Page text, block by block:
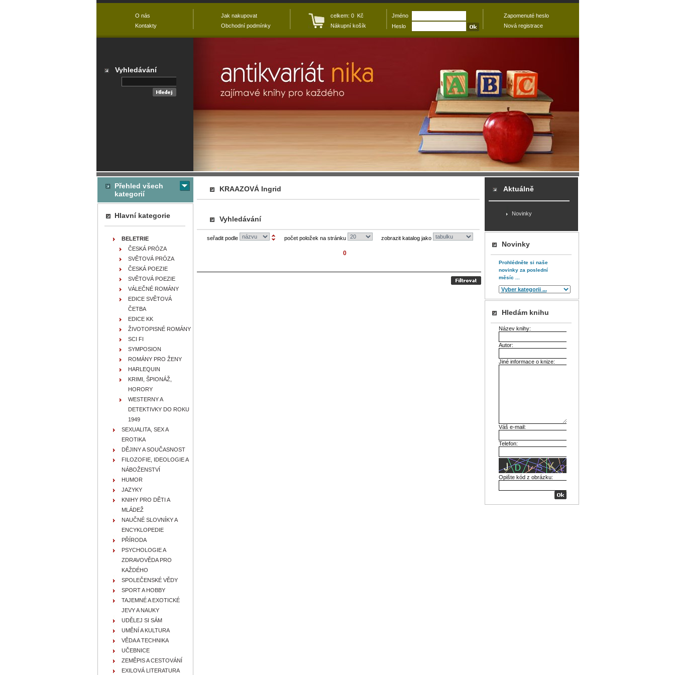
KRAAZOVÁ Ingrid
Vyhledávání
seřadit podle počet položek na stránku zobrazit katalog jako
0
Přehled všech
kategorií
Hlavní kategorie
BELETRIE
ČESKÁ PRÓZA
SVĚTOVÁ PRÓZA
ČESKÁ POEZIE
SVĚTOVÁ POEZIE
VÁLEČNÉ ROMÁNY
EDICE SVĚTOVÁ
ČETBA
EDICE KK
ŽIVOTOPISNÉ ROMÁNY
SCI FI
SYMPOSION
ROMÁNY PRO ŽENY
HARLEQUIN
KRIMI, ŠPIONÁŽ,
HORORY
WESTERNY A
DETEKTIVKY DO ROKU
1949
SEXUALITA, SEX A
EROTIKA
DĚJINY A SOUČASNOST
FILOZOFIE, IDEOLOGIE A
NÁBOŽENSTVÍ
HUMOR
JAZYKY
KNIHY PRO DĚTI A
MLÁDEŽ
NAUČNÉ SLOVNÍKY A
ENCYKLOPEDIE
PŘÍRODA
PSYCHOLOGIE A
ZDRAVOVĚDA PRO
KAŽDÉHO
SPOLEČENSKÉ VĚDY
SPORT A HOBBY
TAJEMNÉ A EXOTICKÉ
JEVY A NAUKY
UDĚLEJ SI SÁM
UMĚNÍ A KULTURA
VĚDA A TECHNIKA
UČEBNICE
ZEMĚPIS A CESTOVÁNÍ
EXILOVÁ LITERATURA
Aktuálně
Novinky
Novinky
Prohlédněte si naše
novinky za poslední
měsíc ...
Hledám knihu
Název knihy:
Autor:
Jiné informace o knize:
Váš e-mail:
Telefon:
Opište kód z obrázku:
O nás
Kontakty
Jak nakupovat
Obchodní podmínky
celkem: 0 Kč
Nákupní košík
Jméno
Heslo
Zapomenuté heslo
Nová registrace
Vyhledávání